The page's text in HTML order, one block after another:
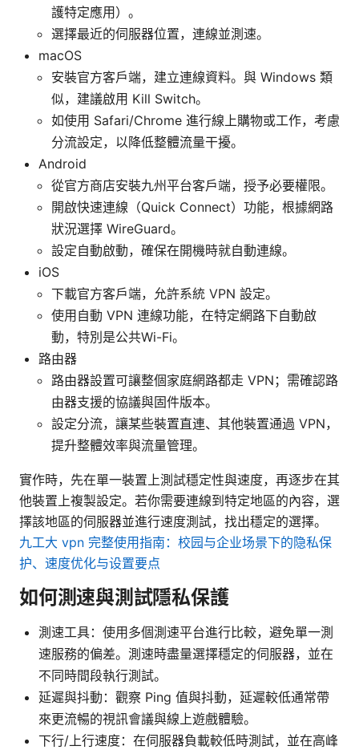
護特定應用）。
選擇最近的伺服器位置，連線並測速。
macOS
安裝官方客戶端，建立連線資料。與 Windows 類
似，建議啟用 Kill Switch。
如使用 Safari/Chrome 進行線上購物或工作，考慮
分流設定，以降低整體流量干擾。
Android
從官方商店安裝九州平台客戶端，授予必要權限。
開啟快速連線（Quick Connect）功能，根據網路
狀況選擇 WireGuard。
設定自動啟動，確保在開機時就自動連線。
iOS
下載官方客戶端，允許系統 VPN 設定。
使用自動 VPN 連線功能，在特定網路下自動啟
動，特別是公共Wi-Fi。
路由器
路由器設置可讓整個家庭網路都走 VPN；需確認路
由器支援的協議與固件版本。
設定分流，讓某些裝置直連、其他裝置通過 VPN，
提升整體效率與流量管理。
實作時，先在單一裝置上測試穩定性與速度，再逐步在其
他裝置上複製設定。若你需要連線到特定地區的內容，選
擇該地區的伺服器並進行速度測試，找出穩定的選擇。
九工大 vpn 完整使用指南：校园与企业场景下的隐私保
护、速度优化与设置要点
如何測速與測試隱私保護
測速工具：使用多個測速平台進行比較，避免單一測
速服務的偏差。測速時盡量選擇穩定的伺服器，並在
不同時間段執行測試。
延遲與抖動：觀察 Ping 值與抖動，延遲較低通常帶
來更流暢的視訊會議與線上遊戲體驗。
下行/上行速度：在伺服器負載較低時測試，並在高峰